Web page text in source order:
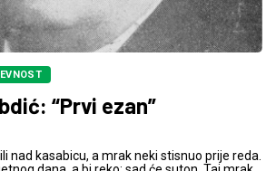
“Prvi ezan”
nad kasabicu, a mrak neki stisnuo prije reda.